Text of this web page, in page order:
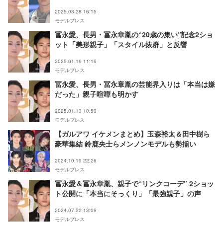
2025.03.28 16:15
モデルプレス
冨永愛、長男・冨永章胤の“20歳の集い”記念2ショ
ット「美形親子」「スタイル抜群」と反響
2025.01.16 11:16
モデルプレス
冨永愛、長男・冨永章胤の芸能界入りは「本当は嫌
だった」親子喧嘩も明かす
2025.01.13 10:50
モデルプレス
【ガルアワ イケメンまとめ】玉森裕太＆田中樹ら
豪華集結 鈴鹿央士らメンノンモデルも勢揃い
2024.10.19 22:26
モデルプレス
冨永愛＆冨永章胤、親子で“リンクコーデ” 2ショッ
ト公開に「本当にそっくり」「最強親子」の声
2024.07.22 13:09
モデルプレス